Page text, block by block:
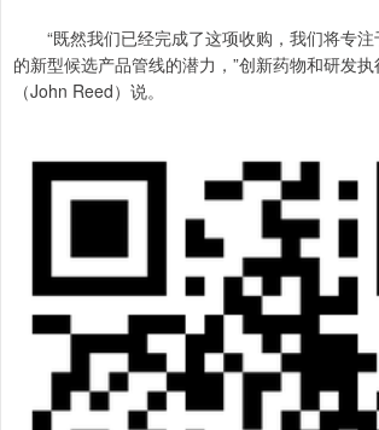
“既然我们已经完成了这项收购，我们将专注
的新型候选产品管线的潜力，”创新药物和研发
（John Reed）说。